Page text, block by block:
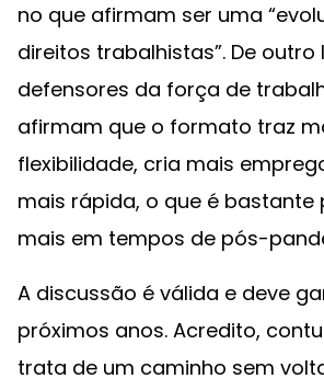
no que afirmam ser uma
direitos trabalhistas”. De outro
defensores da força de
afirmam que o formato traz
flexibilidade, cria mais
mais rápida, o que é bastante
mais em tempos de pós-
A discussão é válida e deve
próximos anos. Acredito,
trata de um caminho sem